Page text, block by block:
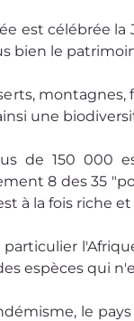
est célébrée
bien le
montagnes,
une
de 150 000
8 des 35
à la fois riche
particulier
espèces qui
le